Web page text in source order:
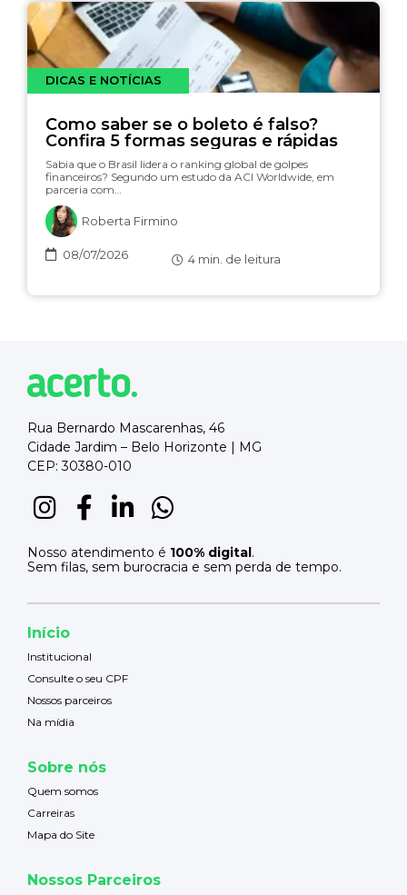
DICAS E NOTÍCIAS
Como saber se o boleto é falso?
Confira 5 formas seguras e rápidas
Sabia que o Brasil lidera o ranking global de golpes
financeiros? Segundo um estudo da ACI Worldwide, em
parceria com…
Roberta Firmino
08/07/2026 4 min. de leitura
Rua Bernardo Mascarenhas, 46
Cidade Jardim – Belo Horizonte | MG
CEP: 30380-010
Nosso atendimento é 100% digital .
Sem filas, sem burocracia e sem perda de tempo.
Início
Institucional
Consulte o seu CPF
Nossos parceiros
Na mídia
Sobre nós
Quem somos
Carreiras
Mapa do Site
Nossos Parceiros